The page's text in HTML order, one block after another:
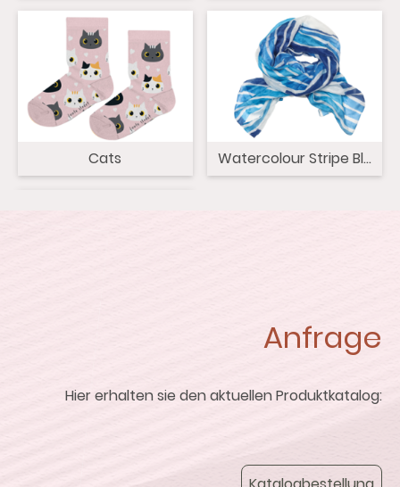
Cats Watercolour Stripe Blues
Anfrage
Hier erhalten sie den aktuellen Produktkatalog: